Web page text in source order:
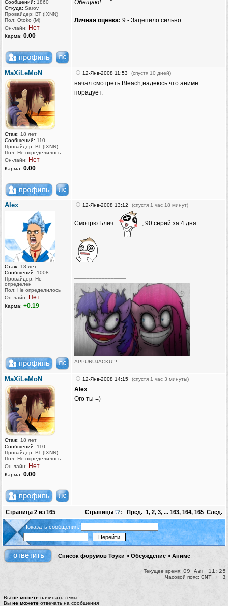
Сообщений: 1860
Откуда: Sarov
Провайдер: ВТ (IXNN)
Пол: Otoko (M)
Он-лайн: Нет
Карма: 0.00
Обещаю! .... "
...
Личная оценка: 9 - Зацепило сильно
MaXiLeMoN
Стаж: 18 лет
Сообщений: 110
Провайдер: ВТ (IXNN)
Пол: Не определилось
Он-лайн: Нет
Карма: 0.00
12-Янв-2008 11:53 (спустя 10 дней)
начал смотреть Bleach,надеюсь что аниме
порадует.
AIex
Стаж: 18 лет
Сообщений: 1008
Провайдер: Не
определен
Пол: Не определилось
Он-лайн: Нет
Карма: +0.19
12-Янв-2008 13:12 (спустя 1 час 18 минут)
Смотрю Блич , 90 серий за 4 дня
APPURUJACKU!!!
[Touhou Team]
[Kawaii Team]
[Chaotic-Neutral's Team]
MaXiLeMoN
Стаж: 18 лет
Сообщений: 110
Провайдер: ВТ (IXNN)
Пол: Не определилось
Он-лайн: Нет
Карма: 0.00
12-Янв-2008 14:15 (спустя 1 час 3 минуты)
AIex
Ого ты =)
Страница 2 из 165 Страницы : Пред. 1, 2, 3, ... 163, 164, 165 След.
Показать сообщения:
Список форумов Тоуки » Обсуждение » Аниме
Текущее время: 09-Авг 11:25
Часовой пояс: GMT + 3
Вы не можете начинать темы
Вы не можете отвечать на сообщения